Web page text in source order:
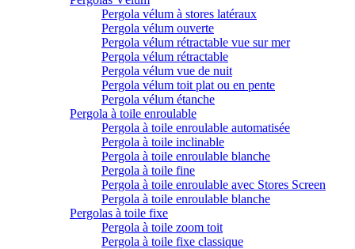
Pergola vélum à stores latéraux
Pergola vélum ouverte
Pergola vélum rétractable vue sur mer
Pergola vélum rétractable
Pergola vélum vue de nuit
Pergola vélum toit plat ou en pente
Pergola vélum étanche
Pergola à toile enroulable
Pergola à toile enroulable automatisée
Pergola à toile inclinable
Pergola à toile enroulable blanche
Pergola à toile fine
Pergola à toile enroulable avec Stores Screen
Pergola à toile enroulable blanche
Pergolas à toile fixe
Pergola à toile zoom toit
Pergola à toile fixe classique